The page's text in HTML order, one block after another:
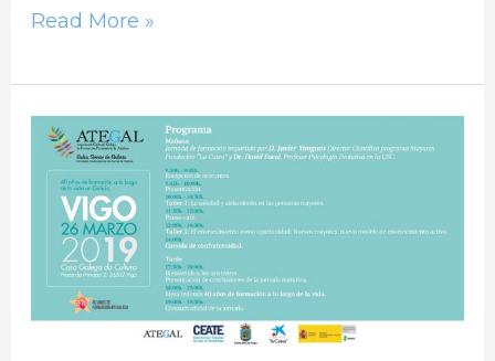
Read More »
CEATE
Ategal
celebran
curso
de